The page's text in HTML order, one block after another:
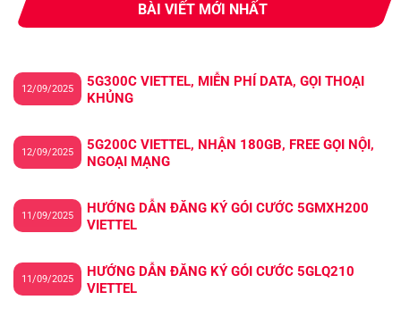
BÀI VIẾT MỚI NHẤT
5G300C VIETTEL, MIỄN PHÍ DATA, GỌI THOẠI
KHỦNG
12/09/2025
5G200C VIETTEL, NHẬN 180GB, FREE GỌI NỘI,
NGOẠI MẠNG
12/09/2025
HƯỚNG DẪN ĐĂNG KÝ GÓI CƯỚC 5GMXH200
VIETTEL
11/09/2025
HƯỚNG DẪN ĐĂNG KÝ GÓI CƯỚC 5GLQ210
VIETTEL
11/09/2025